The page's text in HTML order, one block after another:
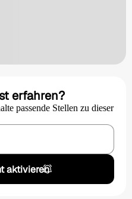
erfahren?
passende Stellen zu dieser
aktivieren